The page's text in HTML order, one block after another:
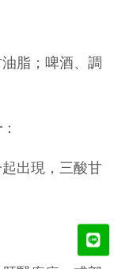
脂；啤酒、調
：
出現，三酸甘